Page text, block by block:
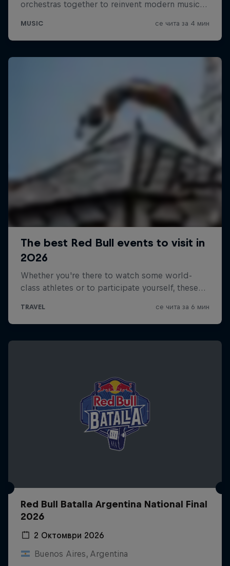
Red Bull Batalla Argentina National Final
2026
2 Октомври 2026
Buenos Aires, Argentina